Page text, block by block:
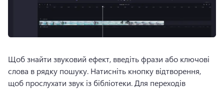
Щоб знайти звуковий ефект, введіть фрази або ключові
слова в рядку пошуку. Натисніть кнопку відтворення,
щоб прослухати звук із бібліотеки. Для переходів